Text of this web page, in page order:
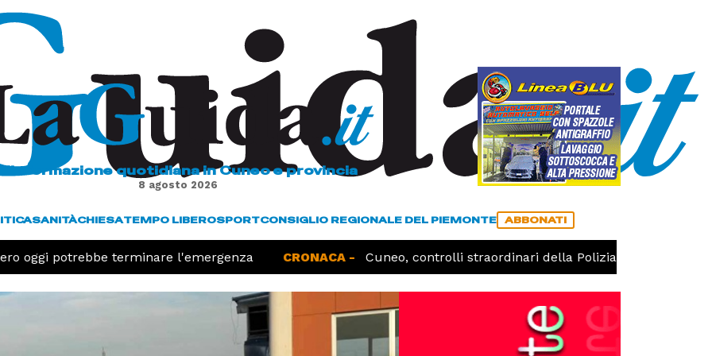
L'informazione quotidiana in Cuneo e provincia
8 agosto 2026
SANITÀCHIESATEMPO LIBEROSPORTCONSIGLIO REGIONALE DEL PIEMONTE ABBONATI
oggi potrebbe terminare l'emergenza CRONACA - Cuneo, controlli straordinari della Polizia: 187 persone